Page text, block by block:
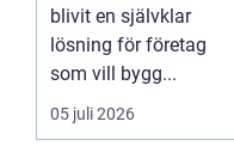
blivit en självklar
lösning för företag
som vill bygg...
05 juli 2026